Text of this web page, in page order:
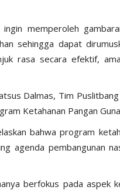
memperoleh
sehingga dapat
rasa secara efektif,
Dalmas, Tim
Ketahanan Pangan
bahwa program
agenda pembangunan
berfokus pada aspek